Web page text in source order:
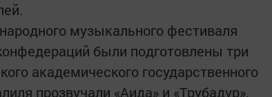
музыкального фестиваля
были подготовлены три
академического государственного
прозвучали «Аида» и «Трубадур»,